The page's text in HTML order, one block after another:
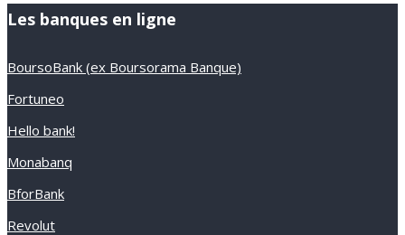
Les banques en ligne
BoursoBank (ex Boursorama Banque)
Fortuneo
Hello bank!
Monabanq
BforBank
Revolut